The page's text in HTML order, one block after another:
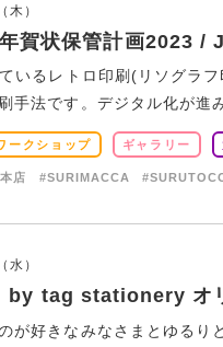
）
年賀状保管計画2023 /
いるレトロ印刷(リソグラ
手法です。デジタル化が進
ークショップ ギャラリー
店 #SURIMACCA
）
by tag stationery オ
が好きなみなさまとゆるり